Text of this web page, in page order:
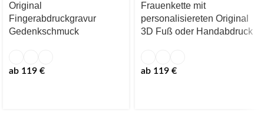
Original
Fingerabdruckgravur
Gedenkschmuck
ab 119 €
Frauenkette mit
personalisiereten Original
3D Fuß oder Handabdruck
ab 119 €